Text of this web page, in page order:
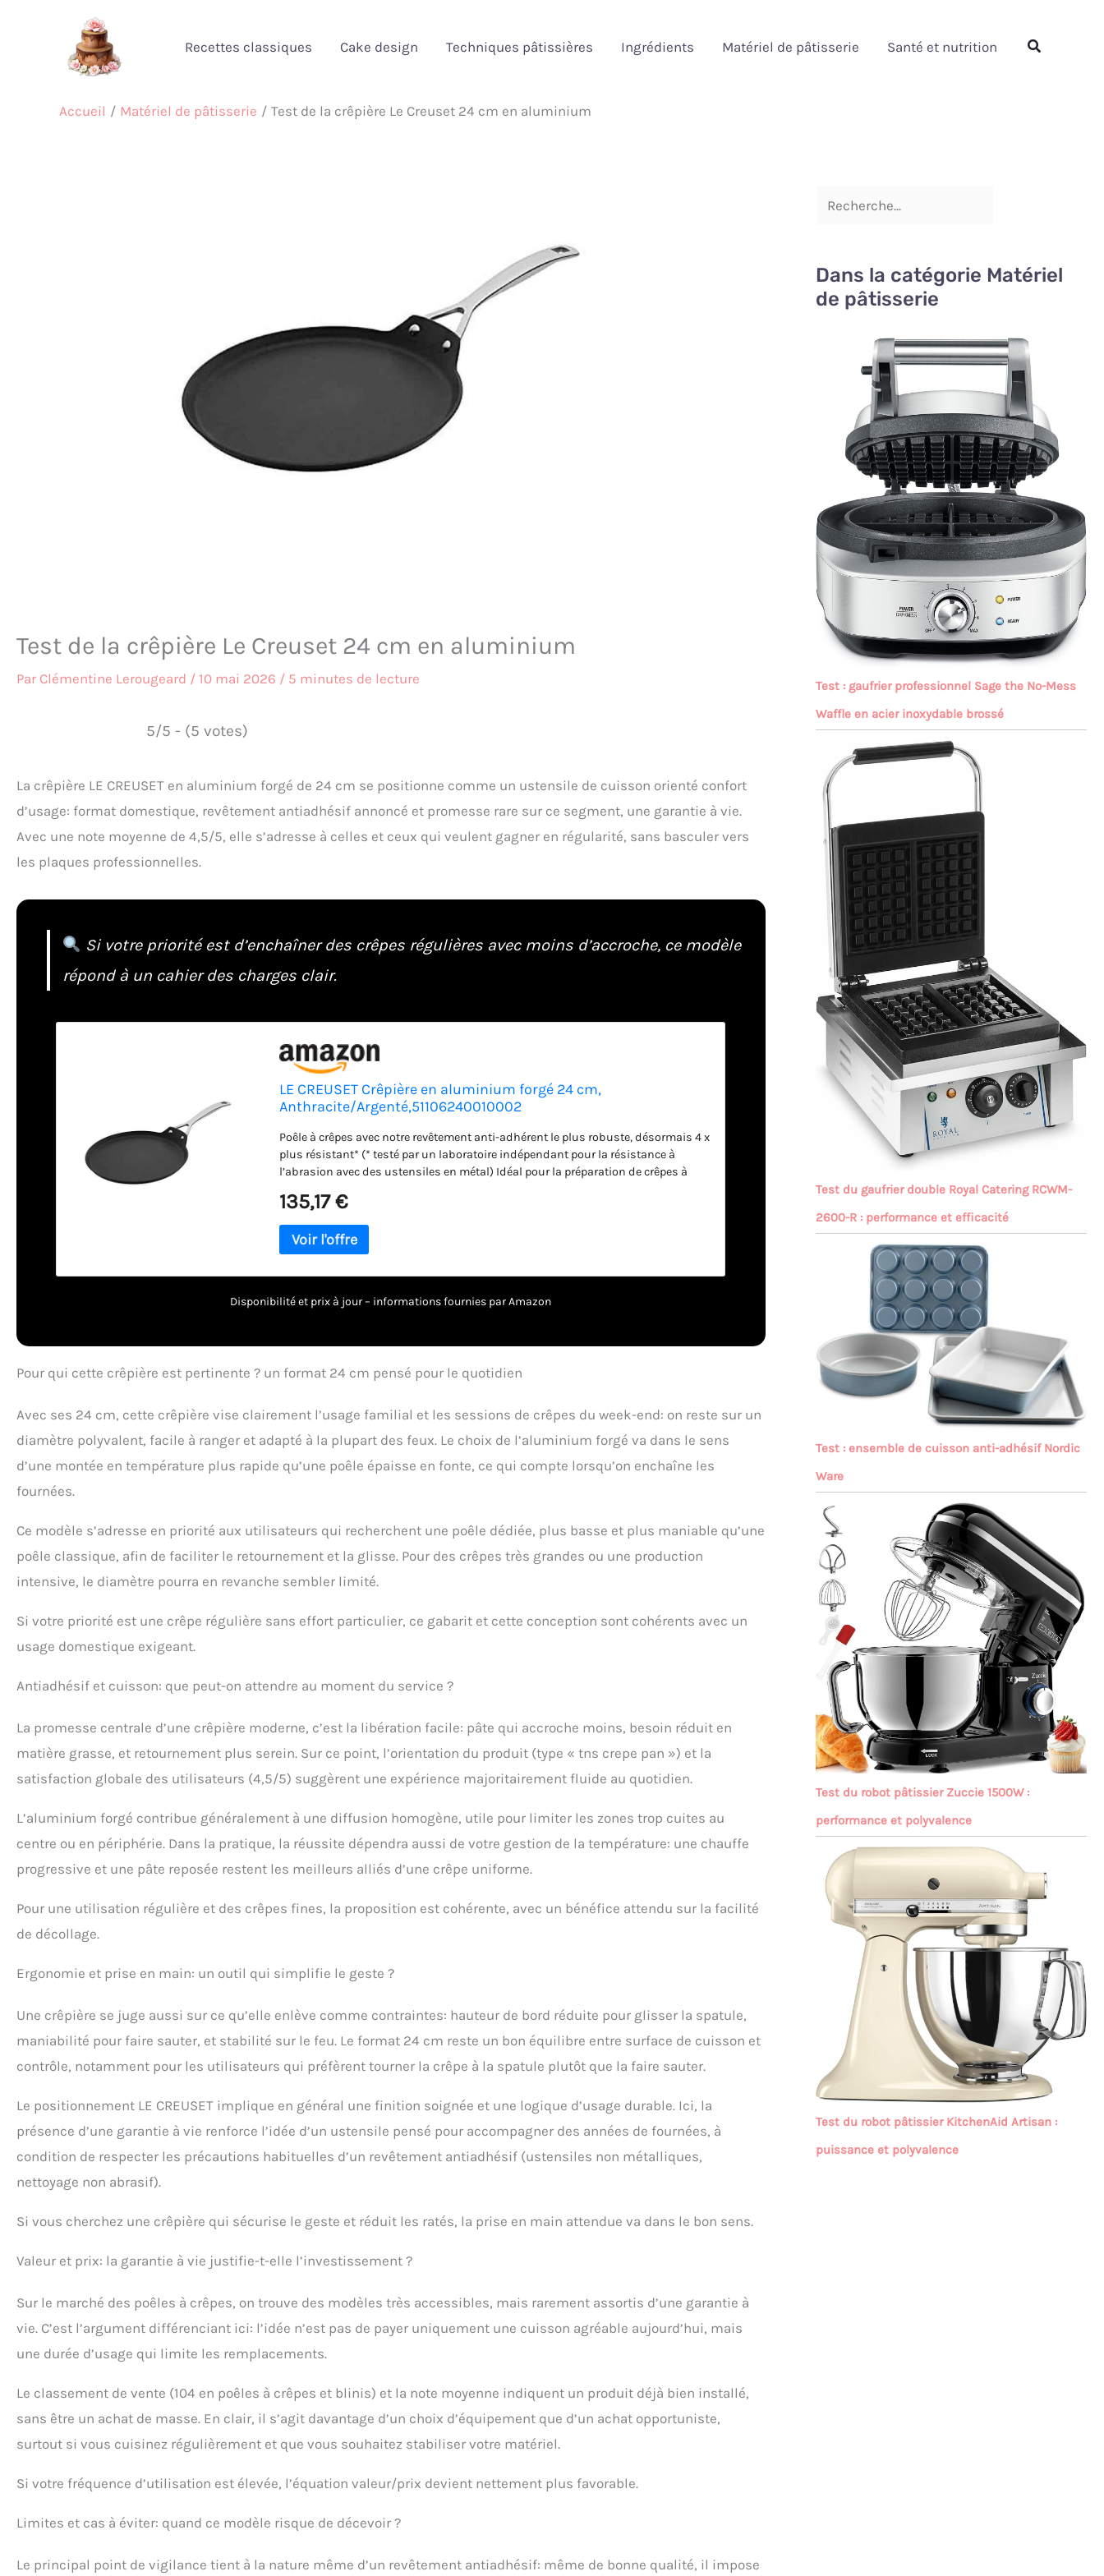
Recettes classiques Cake design Techniques pâtissières Ingrédients Matériel de pâtisserie Santé et nutrition Rechercher
Accueil Matériel de pâtisserie Test de la crêpière Le Creuset 24 cm en aluminium
Test de la crêpière Le Creuset 24 cm en aluminium
Par Clémentine Lerougeard / 10 mai 2026 / 5 minutes de lecture
5/5 - (5 votes)
La crêpière LE CREUSET en aluminium forgé de 24 cm se positionne comme un ustensile de cuisson orienté confort
d’usage: format domestique, revêtement antiadhésif annoncé et promesse rare sur ce segment, une garantie à vie.
Avec une note moyenne de 4,5/5, elle s’adresse à celles et ceux qui veulent gagner en régularité, sans basculer vers
les plaques professionnelles.
Si votre priorité est d’enchaîner des crêpes régulières avec moins d’accroche, ce modèle
répond à un cahier des charges clair.
LE CREUSET Crêpière en aluminium forgé 24 cm,
Anthracite/Argenté,51106240010002
Poêle à crêpes avec notre revêtement anti-adhérent le plus robuste, désormais 4 x
plus résistant* (* testé par un laboratoire indépendant pour la résistance à
l’abrasion avec des ustensiles en métal) Idéal pour la préparation de crêpes à
grâce au revêtement anti-adhérent à 3 couches (intérieur et extérieur),
Compatible à l'induction grâce au disque en inox magnétisé, Compatible à
l'induction grâce au disque en inox magnétisé, Compatible à l'induction grâce au
disque en inox magnétisé, Compatible à l'induction grâce au disque en inox
magnétisé Nettoyage à la main et utilisation d'ustensiles en bois, plastique ou
Garantie à vie Contenu : 1x Le Creuset Crêpière en aluminium forgé 24 cm,
Couleur :Anthracite/Argenté,51106240010002
135,17 €
Disponibilité et prix à jour – informations fournies par Amazon
Pour qui cette crêpière est pertinente ? un format 24 cm pensé pour le quotidien
Avec ses 24 cm, cette crêpière vise clairement l’usage familial et les sessions de crêpes du week-end: on reste sur un
diamètre polyvalent, facile à ranger et adapté à la plupart des feux. Le choix de l’aluminium forgé va dans le sens
d’une montée en température plus rapide qu’une poêle épaisse en fonte, ce qui compte lorsqu’on enchaîne les
fournées.
Ce modèle s’adresse en priorité aux utilisateurs qui recherchent une poêle dédiée, plus basse et plus maniable qu’une
poêle classique, afin de faciliter le retournement et la glisse. Pour des crêpes très grandes ou une production
intensive, le diamètre pourra en revanche sembler limité.
Si votre priorité est une crêpe régulière sans effort particulier, ce gabarit et cette conception sont cohérents avec un
usage domestique exigeant.
Antiadhésif et cuisson: que peut-on attendre au moment du service ?
La promesse centrale d’une crêpière moderne, c’est la libération facile: pâte qui accroche moins, besoin réduit en
matière grasse, et retournement plus serein. Sur ce point, l’orientation du produit (type « tns crepe pan ») et la
satisfaction globale des utilisateurs (4,5/5) suggèrent une expérience majoritairement fluide au quotidien.
L’aluminium forgé contribue généralement à une diffusion homogène, utile pour limiter les zones trop cuites au
centre ou en périphérie. Dans la pratique, la réussite dépendra aussi de votre gestion de la température: une chauffe
progressive et une pâte reposée restent les meilleurs alliés d’une crêpe uniforme.
Pour une utilisation régulière et des crêpes fines, la proposition est cohérente, avec un bénéfice attendu sur la facilité
de décollage.
Ergonomie et prise en main: un outil qui simplifie le geste ?
Une crêpière se juge aussi sur ce qu’elle enlève comme contraintes: hauteur de bord réduite pour glisser la spatule,
maniabilité pour faire sauter, et stabilité sur le feu. Le format 24 cm reste un bon équilibre entre surface de cuisson et
contrôle, notamment pour les utilisateurs qui préfèrent tourner la crêpe à la spatule plutôt que la faire sauter.
Le positionnement LE CREUSET implique en général une finition soignée et une logique d’usage durable. Ici, la
présence d’une garantie à vie renforce l’idée d’un ustensile pensé pour accompagner des années de fournées, à
condition de respecter les précautions habituelles d’un revêtement antiadhésif (ustensiles non métalliques,
nettoyage non abrasif).
Si vous cherchez une crêpière qui sécurise le geste et réduit les ratés, la prise en main attendue va dans le bon sens.
Valeur et prix: la garantie à vie justifie-t-elle l’investissement ?
Sur le marché des poêles à crêpes, on trouve des modèles très accessibles, mais rarement assortis d’une garantie à
vie. C’est l’argument différenciant ici: l’idée n’est pas de payer uniquement une cuisson agréable aujourd’hui, mais
une durée d’usage qui limite les remplacements.
Le classement de vente (104 en poêles à crêpes et blinis) et la note moyenne indiquent un produit déjà bien installé,
sans être un achat de masse. En clair, il s’agit davantage d’un choix d’équipement que d’un achat opportuniste,
surtout si vous cuisinez régulièrement et que vous souhaitez stabiliser votre matériel.
Si votre fréquence d’utilisation est élevée, l’équation valeur/prix devient nettement plus favorable.
Limites et cas à éviter: quand ce modèle risque de décevoir ?
Le principal point de vigilance tient à la nature même d’un revêtement antiadhésif: même de bonne qualité, il impose
Dans la catégorie Matériel
de pâtisserie
Test : gaufrier professionnel Sage the No-Mess
Waffle en acier inoxydable brossé
Test du gaufrier double Royal Catering RCWM-
2600-R : performance et efficacité
Test : ensemble de cuisson anti-adhésif Nordic
Ware
Test du robot pâtissier Zuccie 1500W :
performance et polyvalence
Test du robot pâtissier KitchenAid Artisan :
puissance et polyvalence